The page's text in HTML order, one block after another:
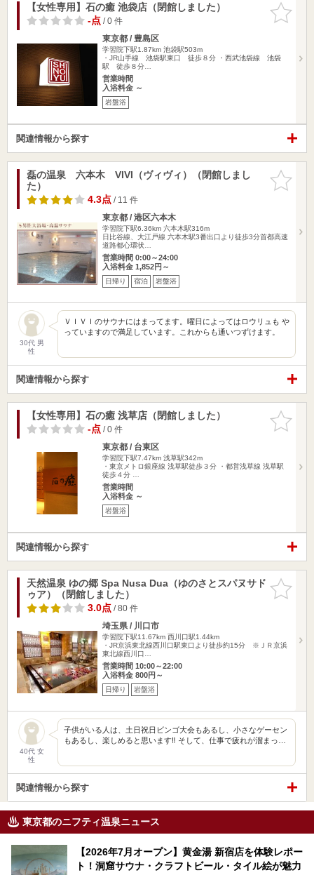
お気に入
りに追加
【女性専用】石の癒 池袋店（閉館しました）
-点/ 0 件
東京都 / 豊島区
学習院下駅1.87km 池袋駅503m
・JR山手線 池袋駅東口 徒歩８分 ・西武池袋線 池袋
駅 徒歩８分…
営業時間
入浴料金 ～
岩盤浴
関連情報から探す
お気に入
りに追加
磊の温泉 六本木 VIVI（ヴィヴィ）（閉館しまし
た）
4.3点/ 11 件
東京都 / 港区六本木
学習院下駅6.36km 六本木駅316m
日比谷線、大江戸線 六本木駅3番出口より徒歩3分首都高速
道路都心環状…
営業時間 0:00～24:00
入浴料金 1,852円～
日帰り 宿泊 岩盤浴
30代 男
性
ＶＩＶＩのサウナにはまってます。曜日によってはロウリュも や
っていますので満足しています。これからも通いつずけます。
関連情報から探す
お気に入
りに追加
【女性専用】石の癒 浅草店（閉館しました）
-点/ 0 件
東京都 / 台東区
学習院下駅7.47km 浅草駅342m
・東京メトロ銀座線 浅草駅徒歩３分 ・都営浅草線 浅草駅
徒歩４分 …
営業時間
入浴料金 ～
岩盤浴
関連情報から探す
お気に入
りに追加
天然温泉 ゆの郷 Spa Nusa Dua（ゆのさとスパヌサド
ゥア）（閉館しました）
3.0点/ 80 件
埼玉県 / 川口市
学習院下駅11.67km 西川口駅1.44km
・JR京浜東北線西川口駅東口より徒歩約15分 ※ＪＲ京浜
東北線西川口…
営業時間 10:00～22:00
入浴料金 800円～
日帰り 岩盤浴
40代 女
性
子供がいる人は、土日祝日ビンゴ大会もあるし、小さなゲーセン
もあるし、楽しめると思います‼︎ そして、仕事で疲れが溜まっ…
関連情報から探す
東京都のニフティ温泉ニュース
【2026年7月オープン】黄金湯 新宿店を体験レポー
ト！洞窟サウナ・クラフトビール・タイル絵が魅力